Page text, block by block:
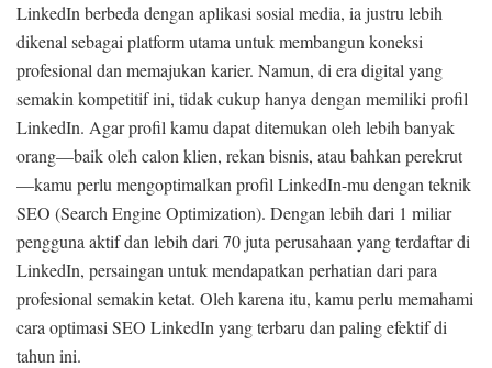
LinkedIn berbeda dengan aplikasi sosial media, ia justru lebih
dikenal sebagai platform utama untuk membangun koneksi
profesional dan memajukan karier. Namun, di era digital yang
semakin kompetitif ini, tidak cukup hanya dengan memiliki profil
LinkedIn. Agar profil kamu dapat ditemukan oleh lebih banyak
orang—baik oleh calon klien, rekan bisnis, atau bahkan perekrut
—kamu perlu mengoptimalkan profil LinkedIn-mu dengan teknik
SEO (Search Engine Optimization). Dengan lebih dari 1 miliar
pengguna aktif dan lebih dari 70 juta perusahaan yang terdaftar di
LinkedIn, persaingan untuk mendapatkan perhatian dari para
profesional semakin ketat. Oleh karena itu, kamu perlu memahami
cara optimasi SEO LinkedIn yang terbaru dan paling efektif di
tahun ini.